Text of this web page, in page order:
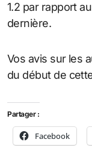
1.2 par rapport
dernière.
Vos avis sur les
du début de
Partager :
Facebook